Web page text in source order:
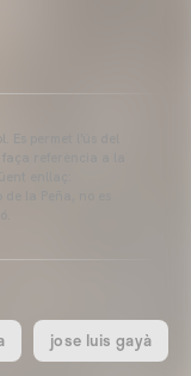
Es permet l'ús del
referència a la
enllaç:
la Peña, no es
jose luis gayà